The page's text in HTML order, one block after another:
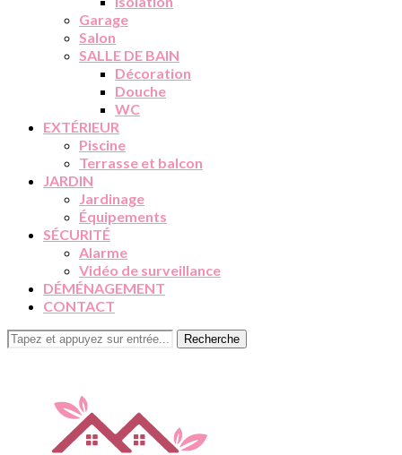
Garage
Salon
SALLE DE BAIN
Décoration
Douche
WC
EXTÉRIEUR
Piscine
Terrasse et balcon
JARDIN
Jardinage
Équipements
SÉCURITÉ
Alarme
Vidéo de surveillance
DÉMÉNAGEMENT
CONTACT
Recherche